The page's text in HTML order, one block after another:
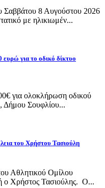
Σαββάτου 8 Αυγούστου 2026
με ηλικιωμέν...
για το οδικό δίκτυο
για ολοκλήρωση οδικού
Δήμου Σουφλίου...
του Χρήστου Τασιούλη
Αθλητικού Ομίλου
ο Χρήστος Τασιούλης. Ο...